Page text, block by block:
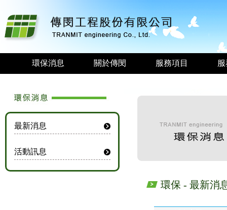
環保消息 關於傳閔 服務項目
最新消息
活動訊息
環保 - 最新消